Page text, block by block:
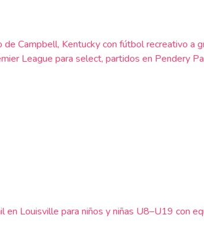
de Campbell, Kentucky con fútbol recreativo
League para select, partidos en Pendery
Louisville para niños y niñas U8–U19 con